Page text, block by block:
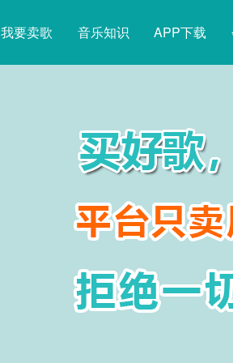
我要卖歌 音乐知识 APP下载